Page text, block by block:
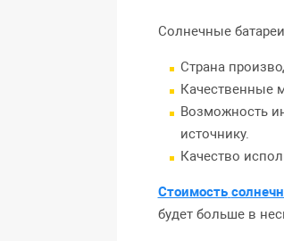
Солнечные
Страна
Качественные
Возможность
источнику.
Качество
Стоимость
будет больше в